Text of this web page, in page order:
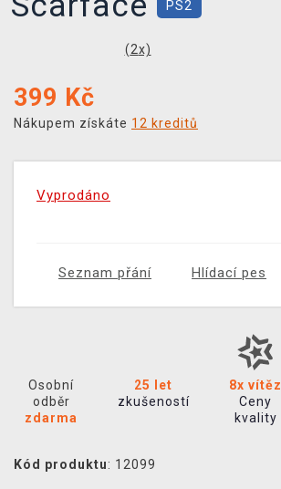
PS2
(2x)
399 Kč
Nákupem získáte 12 kreditů
Vyprodáno
Seznam přání Hlídací pes
Osobní
odběr
zdarma
25 let
zkušeností
8x vítěz
Ceny
kvality
Kód produktu: 12099